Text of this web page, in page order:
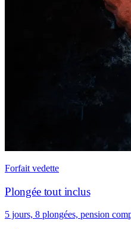
Forfait vedette
Plongée tout inclus
5 jours, 8 plongées, pension